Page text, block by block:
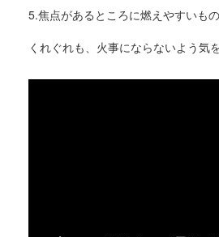
5.焦点があるところに燃えやすいも
くれぐれも、火事にならないよう気